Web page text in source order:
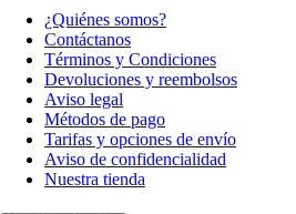
¿Quiénes somos?
Contáctanos
Términos y Condiciones
Devoluciones y reembolsos
Aviso legal
Métodos de pago
Tarifas y opciones de envío
Aviso de confidencialidad
Nuestra tienda